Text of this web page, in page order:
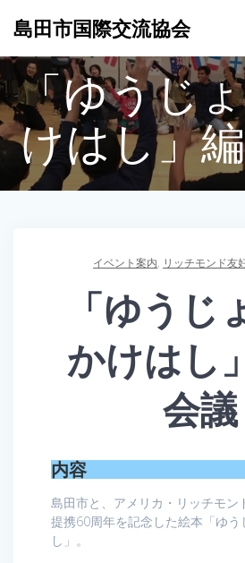
ン
ツ
へ
ス
キ
ッ
プ
島田市国際交流協会
「ゆうじ
けはし」
イベント案内, リッチモンド友
「ゆうじ
かけはし
会議
内容
島田市と、アメリカ・リッチモン
提携60周年を記念した絵本「ゆう
し」。